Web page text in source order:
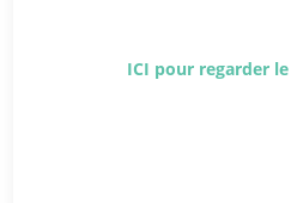
ICI pour regarder